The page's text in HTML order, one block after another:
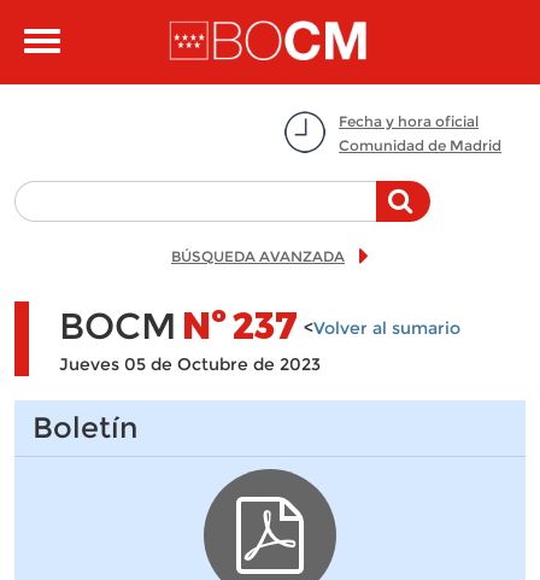
Toggle
Fecha y hora oficial
Comunidad de Madrid
BÚSQUEDA AVANZADA
BOCM Nº237 <Volver al sumario
Jueves 05 de Octubre de 2023
Boletín